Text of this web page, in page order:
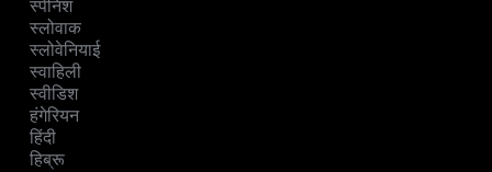
स्पेनिश
स्लोवाक
स्लोवेनियाई
स्वाहिली
स्वीडिश
हंगेरियन
हिंदी
हिब्रू